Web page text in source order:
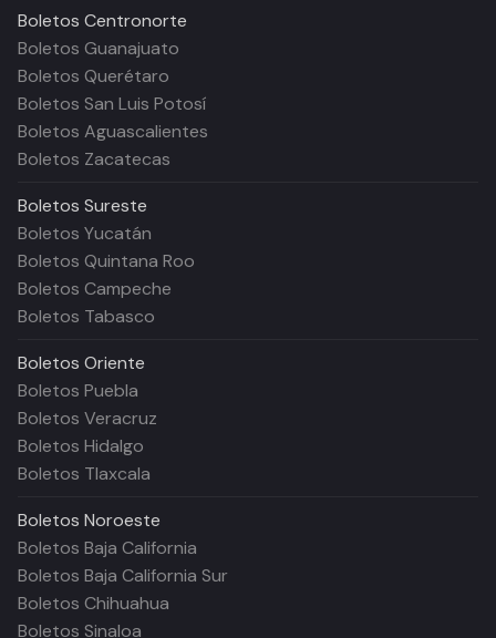
Boletos Centronorte
Boletos Guanajuato
Boletos Querétaro
Boletos San Luis Potosí
Boletos Aguascalientes
Boletos Zacatecas
Boletos Sureste
Boletos Yucatán
Boletos Quintana Roo
Boletos Campeche
Boletos Tabasco
Boletos Oriente
Boletos Puebla
Boletos Veracruz
Boletos Hidalgo
Boletos Tlaxcala
Boletos Noroeste
Boletos Baja California
Boletos Baja California Sur
Boletos Chihuahua
Boletos Sinaloa